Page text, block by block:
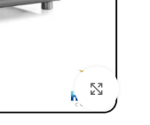
بزرگنمایی تصویر